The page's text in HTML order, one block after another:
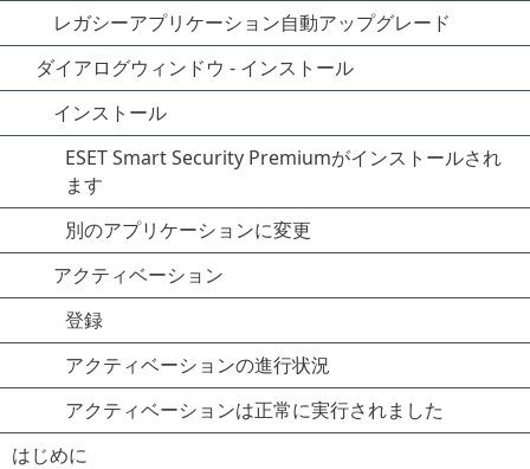
レガシーアプリケーション自動アップグレード
ダイアログウィンドウ - インストール
インストール
ESET Smart Security Premiumがインストールされ
ます
別のアプリケーションに変更
アクティベーション
登録
アクティベーションの進行状況
アクティベーションは正常に実行されました
はじめに